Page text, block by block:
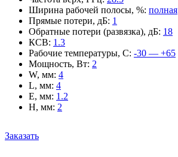
Ширина рабочей полосы, %: полная
Прямые потери, дБ: 1
Обратные потери (развязка), дБ: 18
КСВ: 1.3
Рабочие температуры, С: -30 — +65
Мощность, Вт: 2
W, мм: 4
L, мм: 4
E, мм: 1.2
H, мм: 2
Заказать